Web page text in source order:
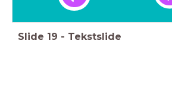
Slide 19 - Tekstslide